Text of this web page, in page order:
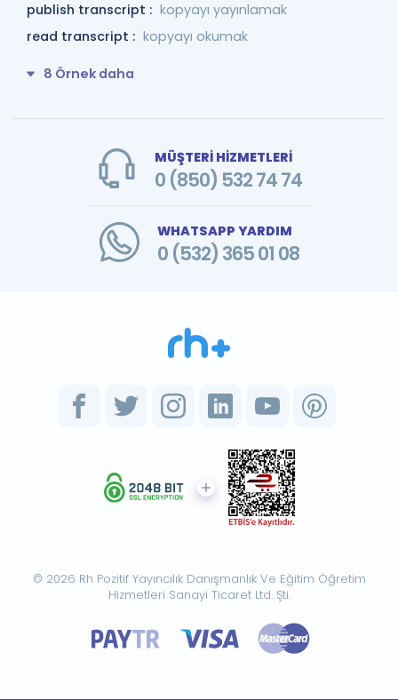
publish transcript : kopyayı yayınlamak
read transcript : kopyayı okumak
8 Örnek daha
MÜŞTERİ HİZMETLERİ
0 (850) 532 74 74
WHATSAPP YARDIM
0 (532) 365 01 08
© 2026 Rh Pozitif Yayıncılık Danışmanlık Ve Eğitim Öğretim
Hizmetleri Sanayi Ticaret Ltd. Şti.